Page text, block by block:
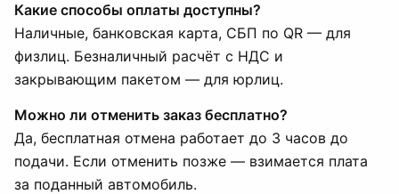
Какие способы оплаты доступны?
Наличные, банковская карта, СБП по QR — для
физлиц. Безналичный расчёт с НДС и
закрывающим пакетом — для юрлиц.
Можно ли отменить заказ бесплатно?
Да, бесплатная отмена работает до 3 часов до
подачи. Если отменить позже — взимается плата
за поданный автомобиль.